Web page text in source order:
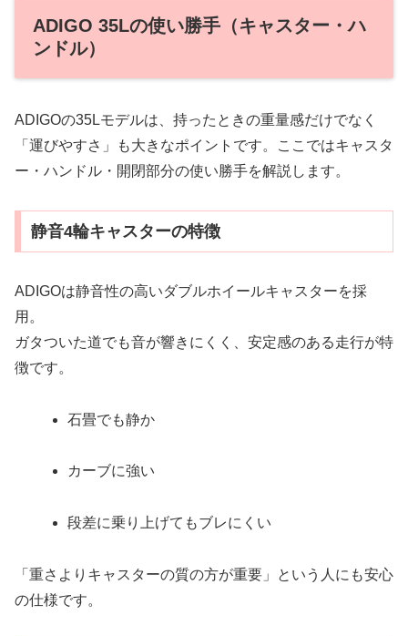
ADIGO 35Lの使い勝手（キャスター・ハ
ンドル）
ADIGOの35Lモデルは、持ったときの重量感だけでなく
「運びやすさ」も大きなポイントです。ここではキャスタ
ー・ハンドル・開閉部分の使い勝手を解説します。
静音4輪キャスターの特徴
ADIGOは静音性の高いダブルホイールキャスターを採
用。
ガタついた道でも音が響きにくく、安定感のある走行が特
徴です。
石畳でも静か
カーブに強い
段差に乗り上げてもブレにくい
「重さよりキャスターの質の方が重要」という人にも安心
の仕様です。